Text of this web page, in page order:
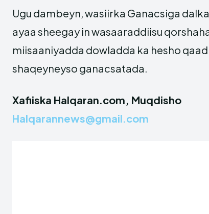
Ugu dambeyn, wasiirka Ganacsiga
ayaa sheegay in wasaaraddiisu
miisaaniyadda dowladda ka hesho
shaqeyneyso ganacsatada.
Xafiiska Halqaran.com, Muqdisho
Halqarannews@gmail.com